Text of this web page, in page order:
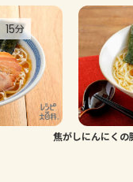
15分
焦がしにんにくの